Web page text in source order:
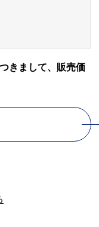
きまして、販売価